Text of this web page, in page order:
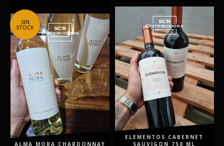
SIN
STOCK
ALMA MORA CHARDONNAY
ELEMENTOS CABERNET
SAUVIGON 750 ML